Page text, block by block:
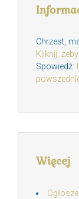
Chrzest,
Kliknij,
Spowiedź:
Więcej